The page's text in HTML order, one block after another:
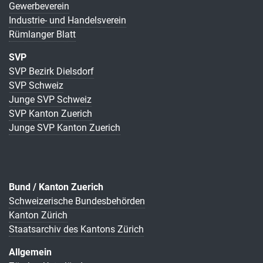
Gewerbeverein
Industrie- und Handelsverein
Rümlanger Blatt
SVP
SVP Bezirk Dielsdorf
SVP Schweiz
Junge SVP Schweiz
SVP Kanton Zuerich
Junge SVP Kanton Zuerich
Bund / Kanton Zuerich
Schweizerische Bundesbehörden
Kanton Zürich
Staatsarchiv des Kantons Zürich
Allgemein